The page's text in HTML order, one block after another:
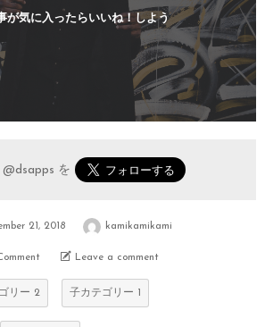
が気に入ったらいいね！しよう
@dsapps を
21, 2018 kamikamikami
Comment Leave a comment
リー 2 子カテゴリー 1